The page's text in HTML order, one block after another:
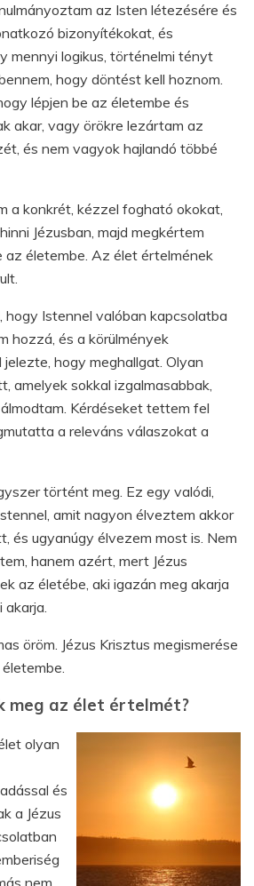
az Isten létezésére és
bizonyítékokat, és
mennyi logikus, történelmi tényt
hogy döntést kell hoznom.
lépjen be az életembe és
akar, vagy örökre lezártam az
és nem vagyok hajlandó többé
a konkrét, kézzel fogható okokat,
Jézusban, majd megkértem
az életembe. Az élet értelmének
Istennel valóban kapcsolatba
hozzá, és a körülmények
hogy meghallgat. Olyan
amelyek sokkal izgalmasabbak,
Kérdéseket tettem fel
a releváns válaszokat a
történt meg. Ez egy valódi,
amit nagyon élveztem akkor
és ugyanúgy élvezem most is. Nem
hanem azért, mert Jézus
az életébe, aki igazán meg akarja
akarja.
öröm. Jézus Krisztus megismerése
meg az élet értelmét?
olyan
és
a Jézus
nem